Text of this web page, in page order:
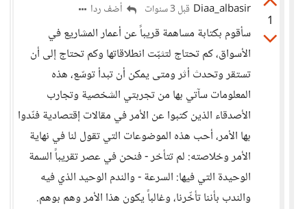
1
Diaa_albasir قبل 3 سنوات أضف ردا
سأقوم بكتابة مساهمة قريباً عن أعمار المشاريع في
الأسواق، كم تحتاج لتثبّت انطلاقاتها وكم تحتاج إلى أن
تستقر وتحدث أثر ومتى يمكن أن تبدأ توسّع، هذه
المعلومات سآتي بها من تجربتي الشخصية وتجارب
الأصدقاء الذين كتبوا عن الأمر في مقالات إقتصادية فنّدوا
بها الأمر، أحب هذه الموضوعات التي تقول لنا في نهاية
الأمر وخلاصته: لم تتأخر - فنحن في عصر تقريباً السمة
الوحيدة التي فيها: السرعة - والندم الوحيد الذي فيه
والندب بأننا تأخّرنا، وغالباً يكون هذا الأمر وهم بوهم.